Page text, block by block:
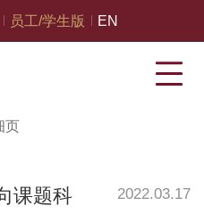
员工/学生版 EN
页
课题科
2022.03.17